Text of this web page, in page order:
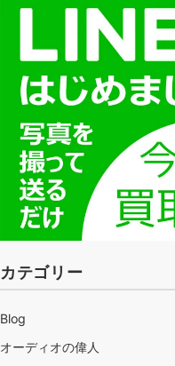
カテゴリー
Blog
オーディオの偉人